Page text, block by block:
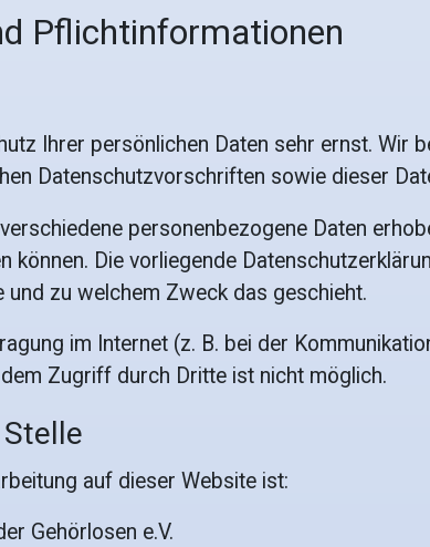
Pflicht­informationen
Ihrer persönlichen Daten sehr ernst. Wir
Datenschutzvorschriften sowie dieser
personenbezogene Daten
Die vorliegende
zu welchem Zweck das geschieht.
im Internet (z. B. bei der
Zugriff durch Dritte ist nicht möglich.
auf dieser Website ist:
Gehörlosen e.V.